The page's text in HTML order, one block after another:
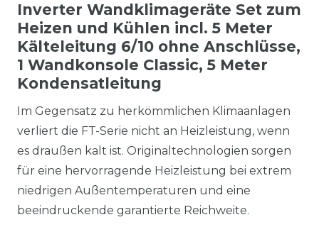
Inverter Wandklimageräte Set zum
Heizen und Kühlen incl. 5 Meter
Kälteleitung 6/10 ohne Anschlüsse,
1 Wandkonsole Classic, 5 Meter
Kondensatleitung
Im Gegensatz zu herkömmlichen Klimaanlagen
verliert die FT-Serie nicht an Heizleistung, wenn
es draußen kalt ist. Originaltechnologien sorgen
für eine hervorragende Heizleistung bei extrem
niedrigen Außentemperaturen und eine
beeindruckende garantierte Reichweite.